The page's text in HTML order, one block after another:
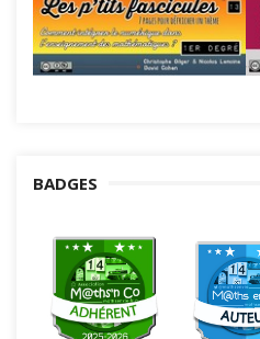
BADGES